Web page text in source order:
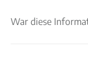
War diese